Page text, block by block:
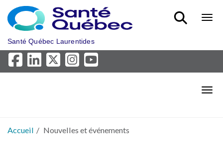
Aller au menu principal
Santé Québec Laurentides
Accueil Nouvelles et événements